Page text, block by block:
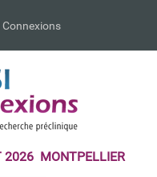
Connexions
MONTPELLIER